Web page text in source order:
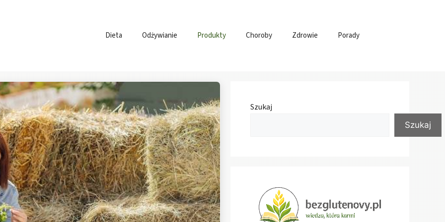
Dieta Odżywianie Produkty Choroby Zdrowie Porady
Szukaj
Szukaj